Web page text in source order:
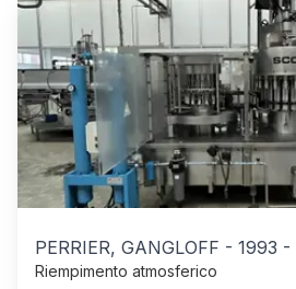
PERRIER, GANGLOFF - 1993 -
Riempimento atmosferico